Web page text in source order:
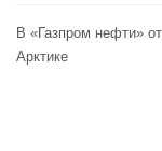
В «Газпром нефти»
Арктике